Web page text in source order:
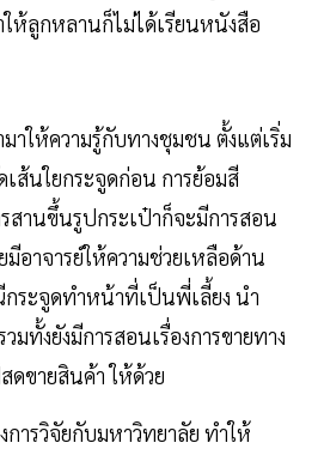
ห้ลูกหลานก็ไม่ได้เรียนหนังสือ
าให้ความรู้กับทางชุมชน ตั้งแต่เริ่ม
เส้นใยกระจูดก่อน การย้อมสี
สานขึ้นรูปกระเป๋าก็จะมีการสอน
มีอาจารย์ให้ความช่วยเหลือด้าน
กระจูดทำหน้าที่เป็นพี่เลี้ยง นำ
มทั้งยังมีการสอนเรื่องการขายทาง
ดขายสินค้า ให้ด้วย
การวิจัยกับมหาวิทยาลัย ทำให้